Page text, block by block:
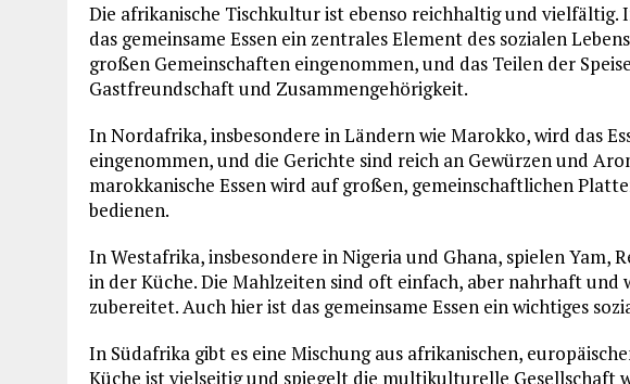
Die afrikanische Tischkultur ist ebenso reichhaltig und vielfältig.
das gemeinsame Essen ein zentrales Element des sozialen
großen Gemeinschaften eingenommen, und das Teilen der
Gastfreundschaft und Zusammengehörigkeit.
In Nordafrika, insbesondere in Ländern wie Marokko, wird das
eingenommen, und die Gerichte sind reich an Gewürzen und
marokkanische Essen wird auf großen, gemeinschaftlichen
bedienen.
In Westafrika, insbesondere in Nigeria und Ghana, spielen Yam,
in der Küche. Die Mahlzeiten sind oft einfach, aber nahrhaft
zubereitet. Auch hier ist das gemeinsame Essen ein wichtiges
In Südafrika gibt es eine Mischung aus afrikanischen,
Küche ist vielseitig und spiegelt die multikulturelle Gesellschaft